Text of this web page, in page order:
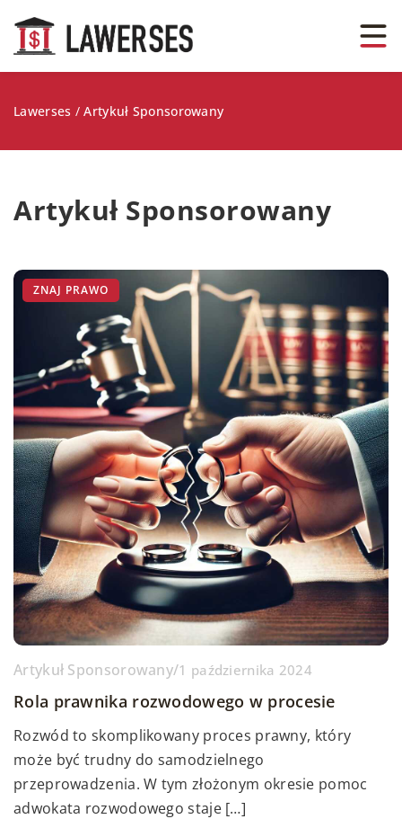
Lawerses /Artykuł Sponsorowany
Artykuł Sponsorowany
ZNAJ PRAWO
Artykuł Sponsorowany/1 października 2024
Rola prawnika rozwodowego w procesie
Rozwód to skomplikowany proces prawny, który
może być trudny do samodzielnego
przeprowadzenia. W tym złożonym okresie pomoc
adwokata rozwodowego staje […]